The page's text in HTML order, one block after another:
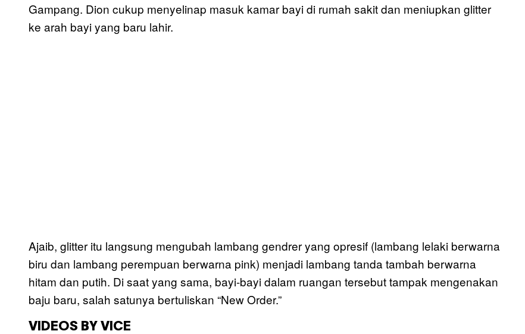
Gampang. Dion cukup menyelinap masuk kamar bayi di rumah sakit dan meniupkan glitter
ke arah bayi yang baru lahir.
Ajaib, glitter itu langsung mengubah lambang gendrer yang opresif (lambang lelaki berwarna
biru dan lambang perempuan berwarna pink) menjadi lambang tanda tambah berwarna
hitam dan putih. Di saat yang sama, bayi-bayi dalam ruangan tersebut tampak mengenakan
baju baru, salah satunya bertuliskan “New Order.”
VIDEOS BY VICE